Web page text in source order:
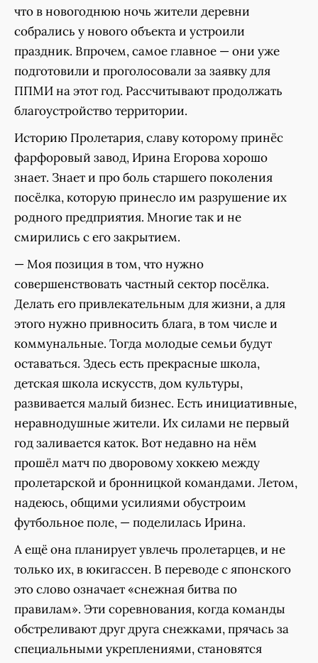
что в новогоднюю ночь жители деревни
собрались у нового объекта и устроили
праздник. Впрочем, самое главное — они уже
подготовили и проголосовали за заявку для
ППМИ на этот год. Рассчитывают продолжать
благоустройство территории.
Историю Пролетария, славу которому принёс
фарфоровый завод, Ирина Егорова хорошо
знает. Знает и про боль старшего поколения
посёлка, которую принесло им разрушение их
родного предприятия. Многие так и не
смирились с его закрытием.
— Моя позиция в том, что нужно
совершенствовать частный сектор посёлка.
Делать его привлекательным для жизни, а для
этого нужно привносить блага, в том числе и
коммунальные. Тогда молодые семьи будут
оставаться. Здесь есть прекрасные школа,
детская школа искусств, дом культуры,
развивается малый бизнес. Есть инициативные,
неравнодушные жители. Их силами не первый
год заливается каток. Вот недавно на нём
прошёл матч по дворовому хоккею между
пролетарской и бронницкой командами. Летом,
надеюсь, общими усилиями обустроим
футбольное поле, — поделилась Ирина.
А ещё она планирует увлечь пролетарцев, и не
только их, в юкигассен. В переводе с японского
это слово означает «снежная битва по
правилам». Эти соревнования, когда команды
обстреливают друг друга снежками, прячась за
специальными укреплениями, становятся